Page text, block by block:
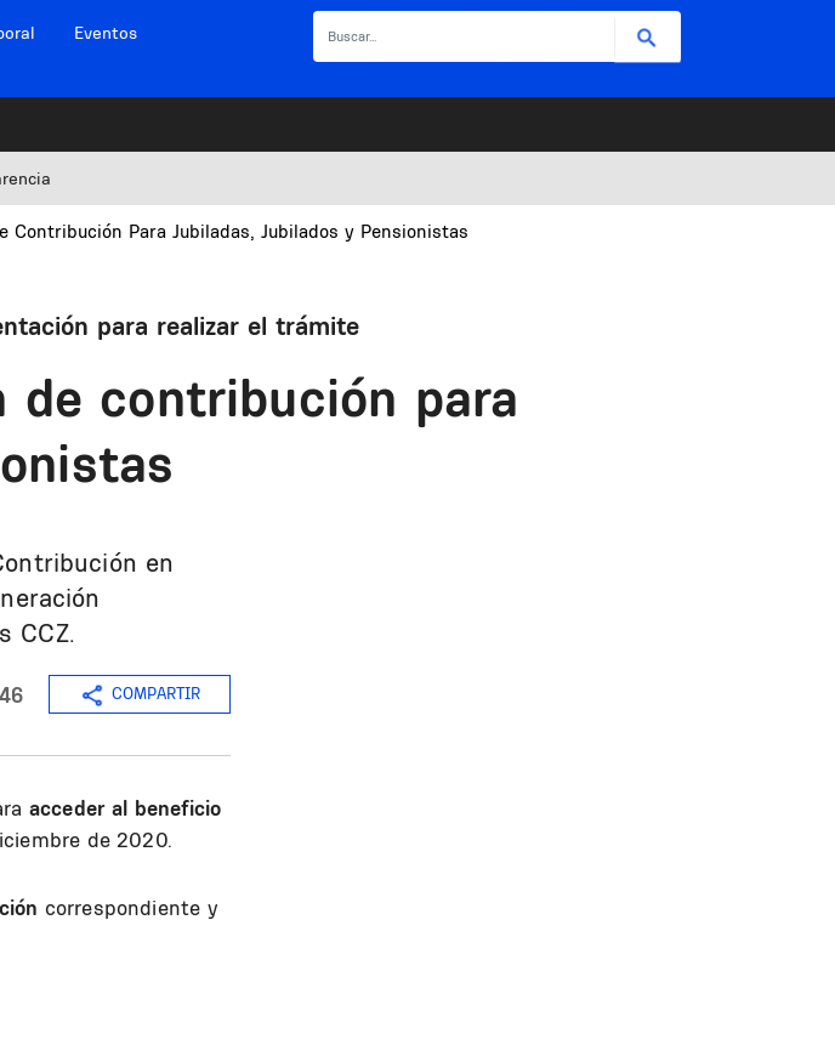
Eventos
Contribución Para Jubiladas, Jubilados y Pensionistas
para realizar el trámite
de contribución para
en
CCZ.
COMPARTIR
acceder al beneficio
de 2020.
correspondiente y